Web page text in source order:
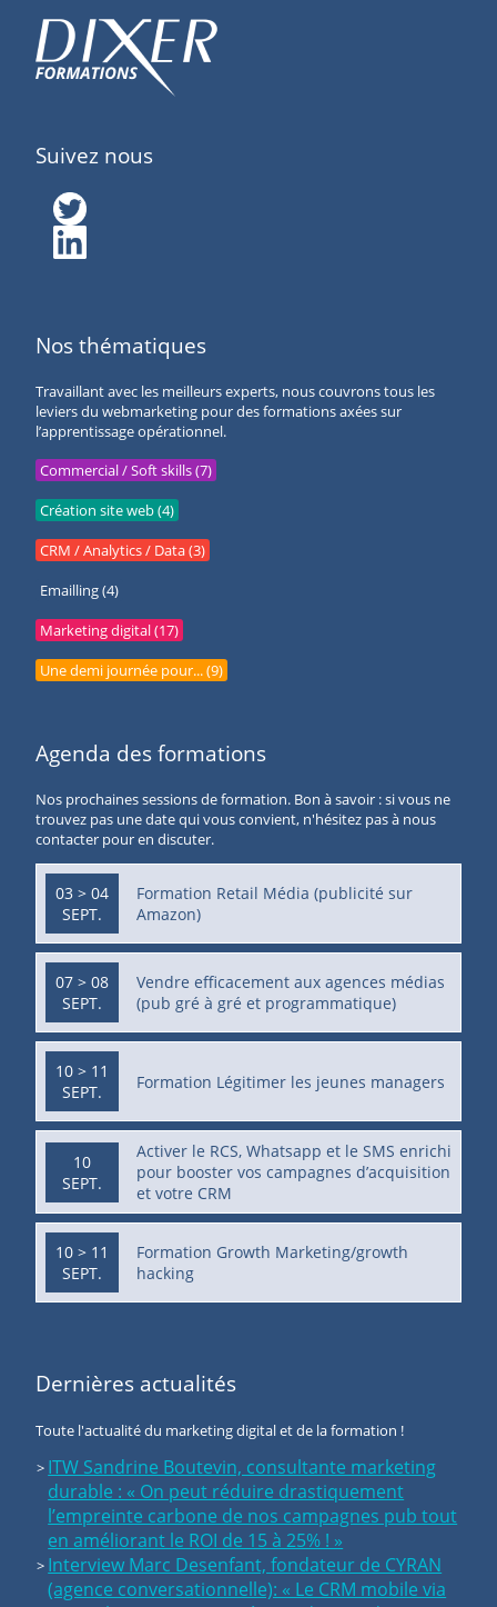
Suivez nous
Nos thématiques
Travaillant avec les meilleurs experts, nous couvrons tous les
leviers du webmarketing pour des formations axées sur
l’apprentissage opérationnel.
Commercial / Soft skills (7)
Création site web (4)
CRM / Analytics / Data (3)
Emailling (4)
Marketing digital (17)
Une demi journée pour... (9)
Agenda des formations
Nos prochaines sessions de formation. Bon à savoir : si vous ne
trouvez pas une date qui vous convient, n'hésitez pas à nous
contacter pour en discuter.
03 > 04
SEPT.
Formation Retail Média (publicité sur
Amazon)
07 > 08
SEPT.
Vendre efficacement aux agences médias
(pub gré à gré et programmatique)
10 > 11
SEPT.
Formation Légitimer les jeunes managers
10
SEPT.
Activer le RCS, Whatsapp et le SMS enrichi
pour booster vos campagnes d’acquisition
et votre CRM
10 > 11
SEPT.
Formation Growth Marketing/growth
hacking
Dernières actualités
Toute l'actualité du marketing digital et de la formation !
ITW Sandrine Boutevin, consultante marketing
durable : « On peut réduire drastiquement
l’empreinte carbone de nos campagnes pub tout
en améliorant le ROI de 15 à 25% ! »
Interview Marc Desenfant, fondateur de CYRAN
(agence conversationnelle): « Le CRM mobile via